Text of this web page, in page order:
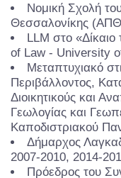
Νομική Σχολή
Θεσσαλονίκης
LLM στο
of Law - University
Μεταπτυχιακό
Περιβάλλοντος,
Διοικητικούς και
Γεωλογίας και
Καποδιστριακού
Δήμαρχος
2007-2010, 2014-
Πρόεδρος του